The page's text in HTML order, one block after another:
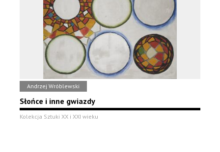
Andrzej Wróblewski
Słońce i inne gwiazdy
Kolekcja Sztuki XX i XXI wieku